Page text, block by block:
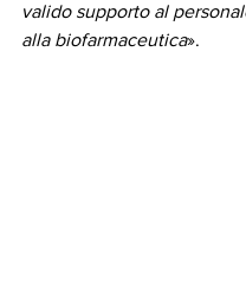
valido supporto al
alla biofarmaceutica».